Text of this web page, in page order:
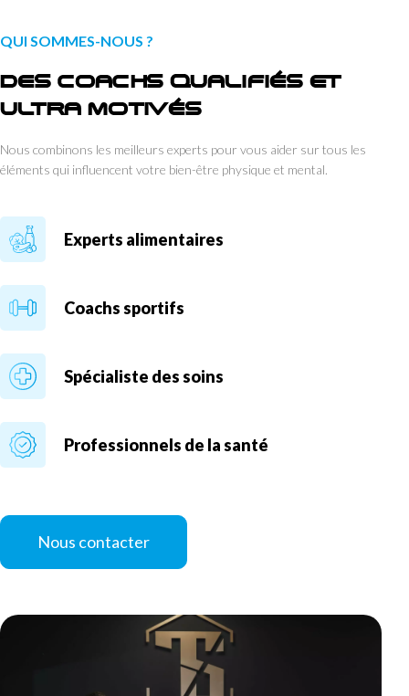
QUI SOMMES-NOUS ?
DES COACHS QUALIFIÉS ET
ULTRA MOTIVÉS
Nous combinons les meilleurs experts pour vous aider sur tous les
éléments qui influencent votre bien-être physique et mental.
Experts alimentaires
Coachs sportifs
Spécialiste des soins
Professionnels de la santé
Nous contacter